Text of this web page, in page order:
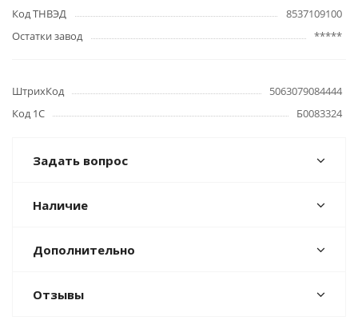
Код ТНВЭД
8537109100
Остатки завод
*****
ШтрихКод
5063079084444
Код 1С
Б0083324
Задать вопрос
Наличие
Дополнительно
Отзывы